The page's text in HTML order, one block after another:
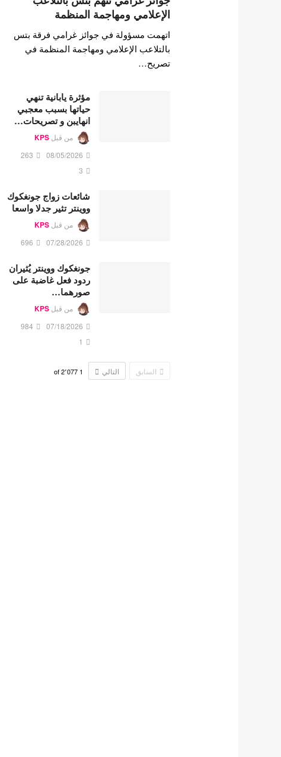
الإعلامي ومهاجمة المنظمة
اتهمت مسؤولة في جوائز غرامي فرقة بتس
بالتلاعب الإعلامي ومهاجمة المنظمة في
تصريح…
مؤثرة يابانية تنهي
حياتها بسبب معجبي
انهايبن و تصريحات…
من قبل KPS
08/05/2026
263
3
شائعات زواج جونغكوك
ووينتر تثير جدلا واسعا
من قبل KPS
07/28/2026
696
جونغكوك ووينتر يُثيران
ردود فعل غاضبة على
صورهما…
من قبل KPS
07/18/2026
984
1
السابق التالي 1 2٬077